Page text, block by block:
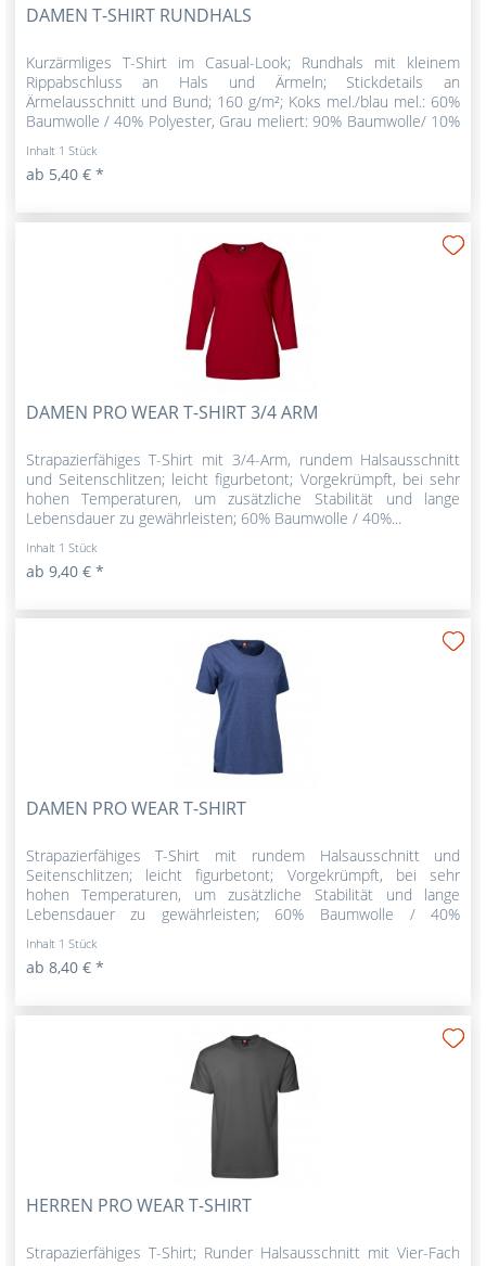
DAMEN T-SHIRT RUNDHALS
Kurzärmliges T-Shirt im Casual-Look; Rundhals mit kleinem
Rippabschluss an Hals und Ärmeln; Stickdetails an
Ärmelausschnitt und Bund; 160 g/m²; Koks mel./blau mel.: 60%
Baumwolle / 40% Polyester, Grau meliert: 90% Baumwolle/ 10%
Inhalt 1 Stück
ab 5,40 € *
DAMEN PRO WEAR T-SHIRT 3/4 ARM
Strapazierfähiges T-Shirt mit 3/4-Arm, rundem Halsausschnitt
und Seitenschlitzen; leicht figurbetont; Vorgekrümpft, bei sehr
hohen Temperaturen, um zusätzliche Stabilität und lange
Lebensdauer zu gewährleisten; 60% Baumwolle / 40%...
Inhalt 1 Stück
ab 9,40 € *
DAMEN PRO WEAR T-SHIRT
Strapazierfähiges T-Shirt mit rundem Halsausschnitt und
Seitenschlitzen; leicht figurbetont; Vorgekrümpft, bei sehr
hohen Temperaturen, um zusätzliche Stabilität und lange
Lebensdauer zu gewährleisten; 60% Baumwolle / 40%
Inhalt 1 Stück
ab 8,40 € *
HERREN PRO WEAR T-SHIRT
Strapazierfähiges T-Shirt; Runder Halsausschnitt mit Vier-Fach